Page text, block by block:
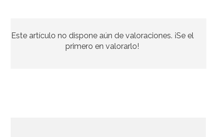
Este artículo no dispone aún de valoraciones. ¡Se el
primero en valorarlo!